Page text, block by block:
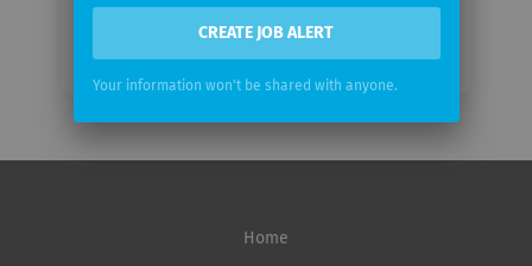
Home
CREATE JOB ALERT
Your information won't be shared with anyone.